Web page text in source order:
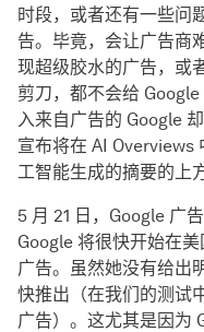
时段，或者还有一些问
告。毕竟，会让广告商
现超级胶水的广告，或
剪刀，都不会给
入来自广告的 Google
宣布将在 AI Overviews
工智能生成的摘要的上
5 月 21 日，Google 广
Google 将很快开始在
广告。虽然她没有给出
快推出（在我们的测试
广告）。这尤其是因为